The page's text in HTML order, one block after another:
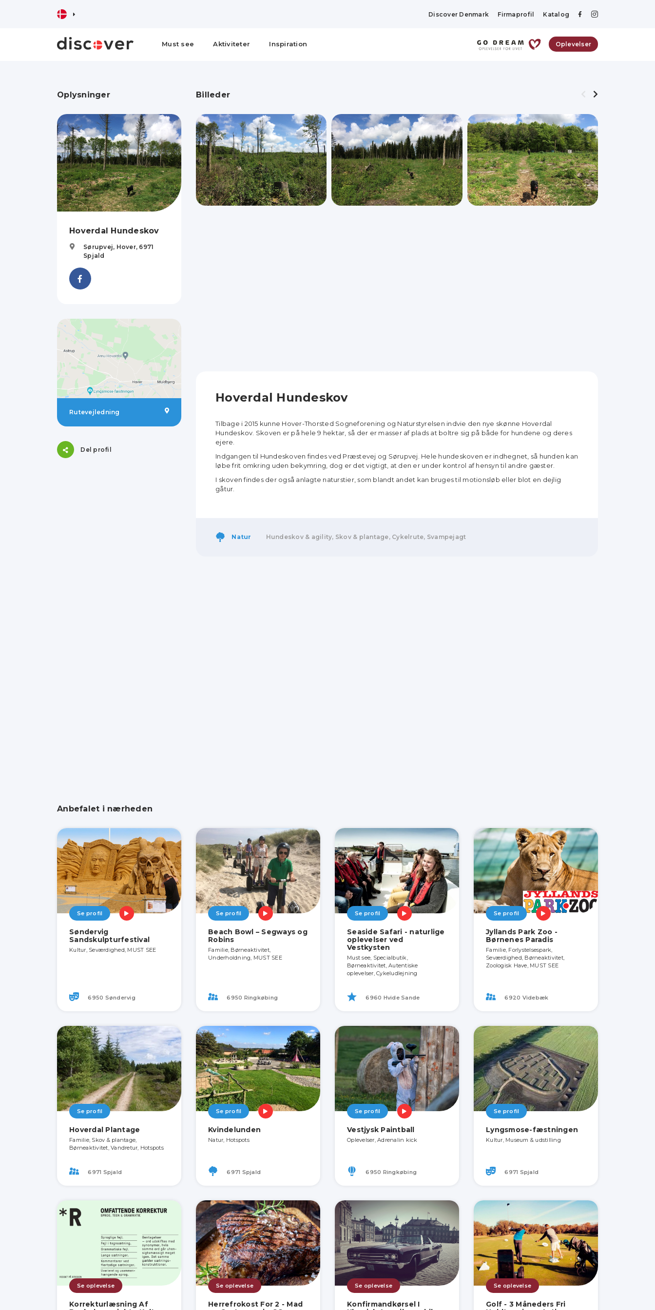
Discover Denmark Firmaprofil Katalog
Must see Aktiviteter Inspiration Oplevelser
Oplysninger
Hoverdal Hundeskov
Sørupvej, Hover, 6971
Spjald
Rutevejledning
Del profil
Billeder
Hoverdal Hundeskov
Tilbage i 2015 kunne Hover-Thorsted Sogneforening og Naturstyrelsen indvie den nye skønne Hoverdal
Hundeskov. Skoven er på hele 9 hektar, så der er masser af plads at boltre sig på både for hundene og deres
ejere.
Indgangen til Hundeskoven findes ved Præstevej og Sørupvej. Hele hundeskoven er indhegnet, så hunden kan
løbe frit omkring uden bekymring, dog er det vigtigt, at den er under kontrol af hensyn til andre gæster.
I skoven findes der også anlagte naturstier, som blandt andet kan bruges til motionsløb eller blot en dejlig
gåtur.
Natur Hundeskov & agility, Skov & plantage, Cykelrute, Svampejagt
Anbefalet i nærheden
Se profil
Søndervig
Sandskulpturfestival
Kultur, Seværdighed, MUST SEE
6950 Søndervig
Se profil
Beach Bowl – Segways og
Robins
Familie, Børneaktivitet,
Underholdning, MUST SEE
6950 Ringkøbing
Se profil
Seaside Safari - naturlige
oplevelser ved
Vestkysten
Must see, Specialbutik,
Børneaktivitet, Autentiske
oplevelser, Cykeludlejning
6960 Hvide Sande
Se profil
Jyllands Park Zoo -
Børnenes Paradis
Familie, Forlystelsespark,
Seværdighed, Børneaktivitet,
Zoologisk Have, MUST SEE
6920 Videbæk
Se profil
Hoverdal Plantage
Familie, Skov & plantage,
Børneaktivitet, Vandretur, Hotspots
6971 Spjald
Se profil
Kvindelunden
Natur, Hotspots
6971 Spjald
Se profil
Vestjysk Paintball
Oplevelser, Adrenalin kick
6950 Ringkøbing
Se profil
Lyngsmose-fæstningen
Kultur, Museum & udstilling
6971 Spjald
Se oplevelse
Korrekturlæsning Af
Se oplevelse
Herrefrokost For 2 - Mad
Se oplevelse
Konfirmandkørsel I
Se oplevelse
Golf - 3 Måneders Fri